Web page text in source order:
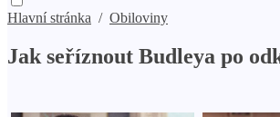
Hlavní stránka / Obiloviny
Jak seříznout Budleya po